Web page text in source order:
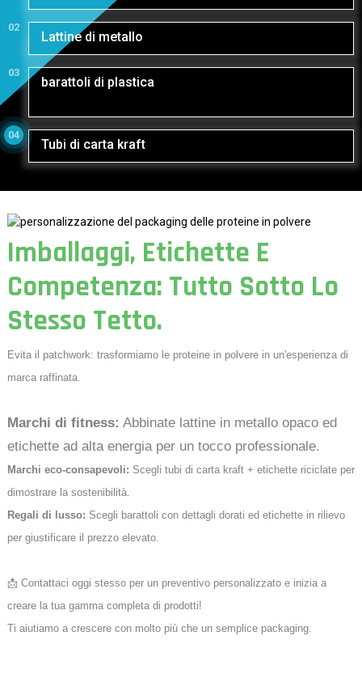
02
Lattine di metallo
03
barattoli di plastica
04
Tubi di carta kraft
Imballaggi, Etichette E
Competenza: Tutto Sotto Lo
Stesso Tetto.
Evita il patchwork: trasformiamo le proteine ​​in polvere in un'esperienza di
marca raffinata.
Marchi di fitness: Abbinate lattine in metallo opaco ed
etichette ad alta energia per un tocco professionale.
Marchi eco-consapevoli: Scegli tubi di carta kraft + etichette riciclate per
dimostrare la sostenibilità.
Regali di lusso: Scegli barattoli con dettagli dorati ed etichette in rilievo
per giustificare il prezzo elevato.
📩 Contattaci oggi stesso per un preventivo personalizzato e inizia a
creare la tua gamma completa di prodotti!
Ti aiutiamo a crescere con molto più che un semplice packaging.